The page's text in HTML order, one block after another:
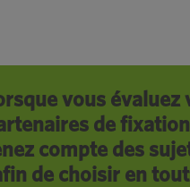
vous évaluez
de
compte des
de choisir en